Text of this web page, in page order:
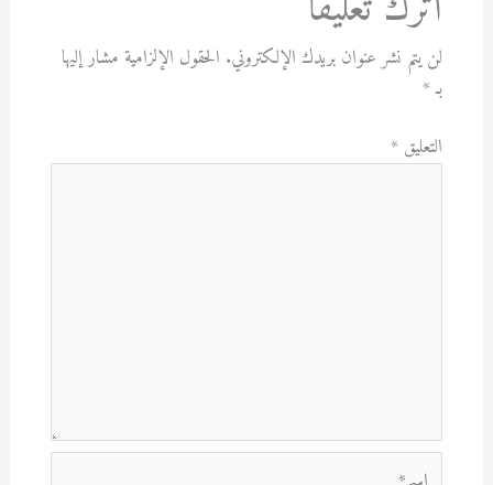
لن يتم نشر عنوان بريدك الإلكتروني. الحقول الإلزامية مشار إليها
بـ*
التعليق *
اسم*